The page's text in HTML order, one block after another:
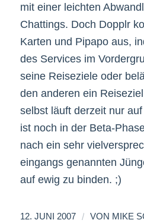
mit einer leichten
Chattings. Doch Dopplr
Karten und Pipapo aus,
des Services im
seine Reiseziele oder
den anderen ein
selbst läuft derzeit nur
ist noch in der Beta-
nach ein sehr
eingangs genannten
auf ewig zu binden. ;)
12. JUNI 2007 / VON MIKE